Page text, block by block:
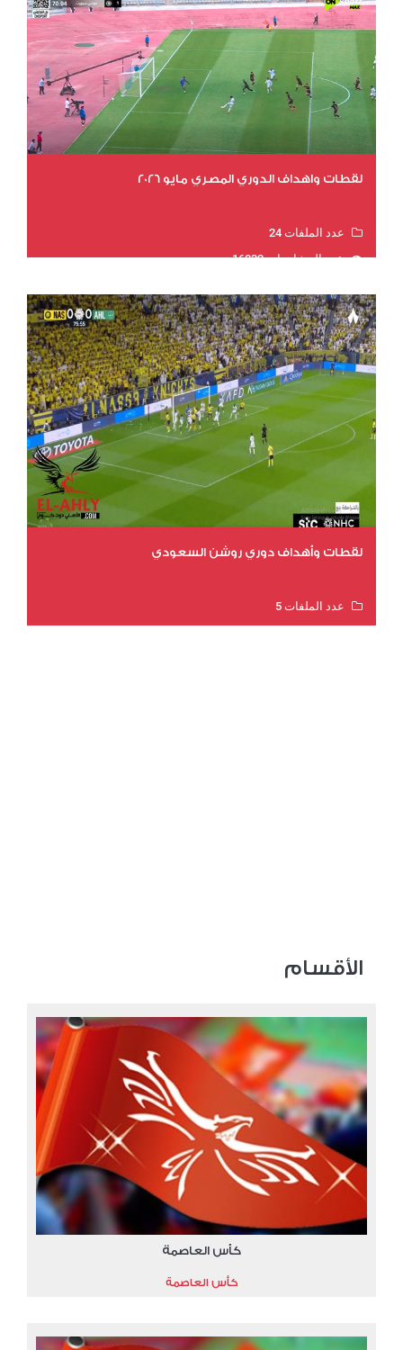
لقطات واهداف الدوري المصري مايو 2026
عدد الملفات 24
عدد المشاهدات 16032
لقطات وأهداف دوري روشن السعودي
عدد الملفات 5
الأقسام
كأس العاصمة
كأس العاصمة